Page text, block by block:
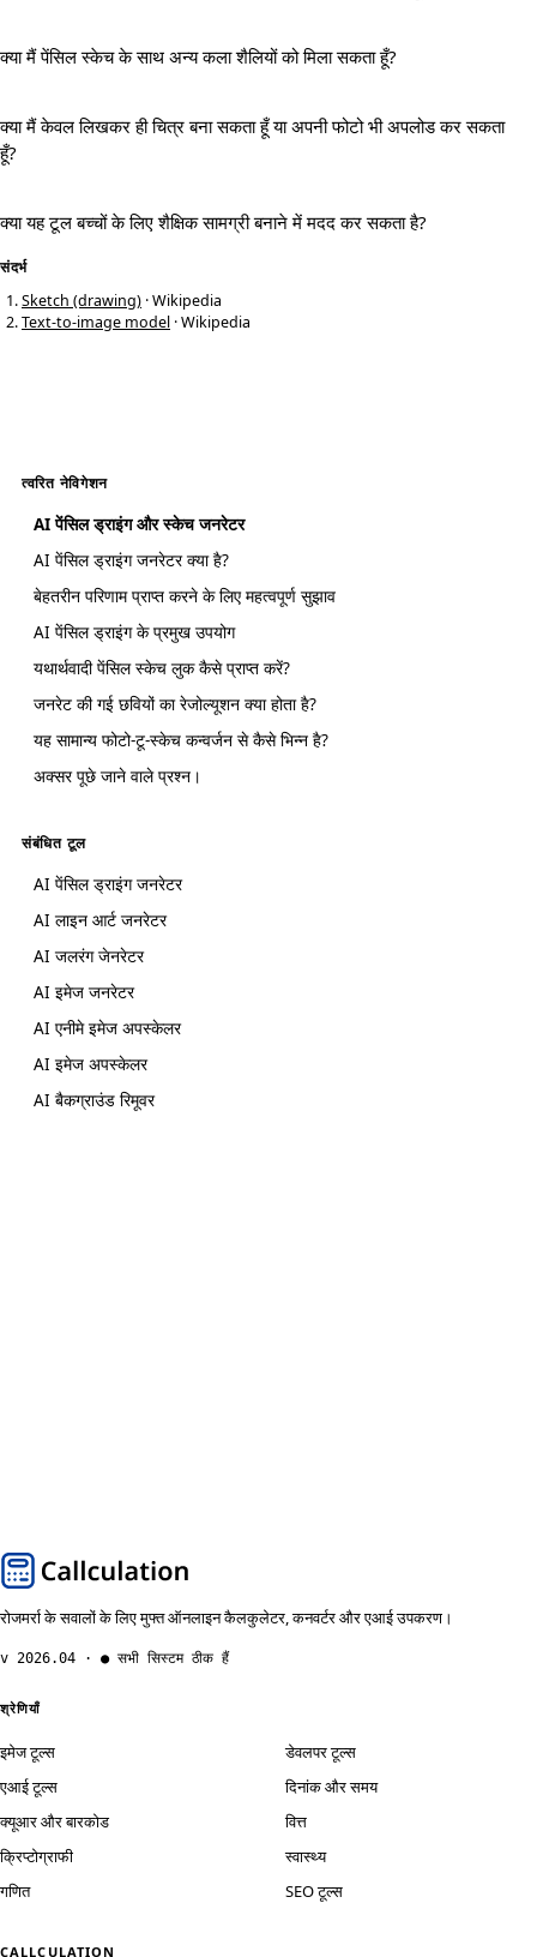
क्या मैं पेंसिल स्केच के साथ अन्य कला शैलियों को मिला सकता हूँ?
क्या मैं केवल लिखकर ही चित्र बना सकता हूँ या अपनी फोटो भी अपलोड कर सकता
हूँ?
क्या यह टूल बच्चों के लिए शैक्षिक सामग्री बनाने में मदद कर सकता है?
संदर्भ
Sketch (drawing) · Wikipedia
Text-to-image model · Wikipedia
त्वरित नेविगेशन
AI पेंसिल ड्राइंग और स्केच जनरेटर
AI पेंसिल ड्राइंग जनरेटर क्या है?
बेहतरीन परिणाम प्राप्त करने के लिए महत्वपूर्ण सुझाव
AI पेंसिल ड्राइंग के प्रमुख उपयोग
यथार्थवादी पेंसिल स्केच लुक कैसे प्राप्त करें?
जनरेट की गई छवियों का रेजोल्यूशन क्या होता है?
यह सामान्य फोटो-टू-स्केच कन्वर्जन से कैसे भिन्न है?
अक्सर पूछे जाने वाले प्रश्न।
संबंधित टूल
AI पेंसिल ड्राइंग जनरेटर
AI लाइन आर्ट जनरेटर
AI जलरंग जेनरेटर
AI इमेज जनरेटर
AI एनीमे इमेज अपस्केलर
AI इमेज अपस्केलर
AI बैकग्राउंड रिमूवर
रोजमर्रा के सवालों के लिए मुफ्त ऑनलाइन कैलकुलेटर, कनवर्टर और एआई उपकरण।
v 2026.04 · ● सभी सिस्टम ठीक हैं
श्रेणियाँ
इमेज टूल्स
एआई टूल्स
क्यूआर और बारकोड
क्रिप्टोग्राफी
गणित
डेवलपर टूल्स
दिनांक और समय
वित्त
स्वास्थ्य
SEO टूल्स
CALLCULATION